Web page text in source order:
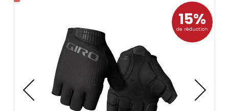
d'appareils
peuvent
de
gestes
tels
15%
de réduction